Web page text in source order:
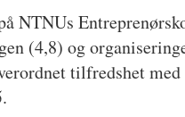
NTNUs
(4,8) og
tilfredshet